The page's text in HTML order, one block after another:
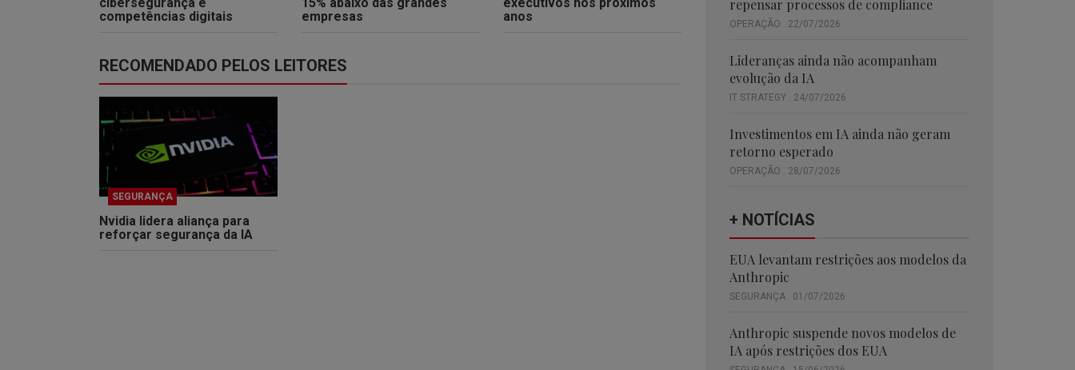
competências digitais
empresas
anos
RECOMENDADO PELOS LEITORES
SEGURANÇA
Nvidia lidera aliança para
reforçar segurança da IA
repensar processos de compliance
OPERAÇÃO . 22/07/2026
Lideranças ainda não acompanham
evolução da IA
IT STRATEGY . 24/07/2026
Investimentos em IA ainda não geram
retorno esperado
OPERAÇÃO . 28/07/2026
+ NOTÍCIAS
EUA levantam restrições aos modelos da
Anthropic
SEGURANÇA . 01/07/2026
Anthropic suspende novos modelos de
IA após restrições dos EUA